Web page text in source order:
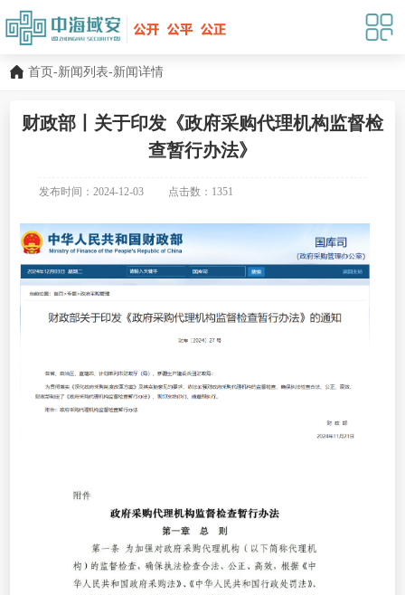
首页-新闻列表-新闻详情
财政部丨关于印发《政府采购代理机构监督检
查暂行办法》
发布时间：2024-12-03 点击数： 1351